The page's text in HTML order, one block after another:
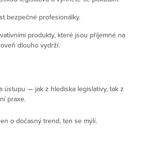
bezpečné profesionálky.
produkty, které jsou příjemné na
dlouho vydrží.
ústupu — jak z hlediska legislativy, tak z
praxe.
o dočasný trend, ten se mýlí.